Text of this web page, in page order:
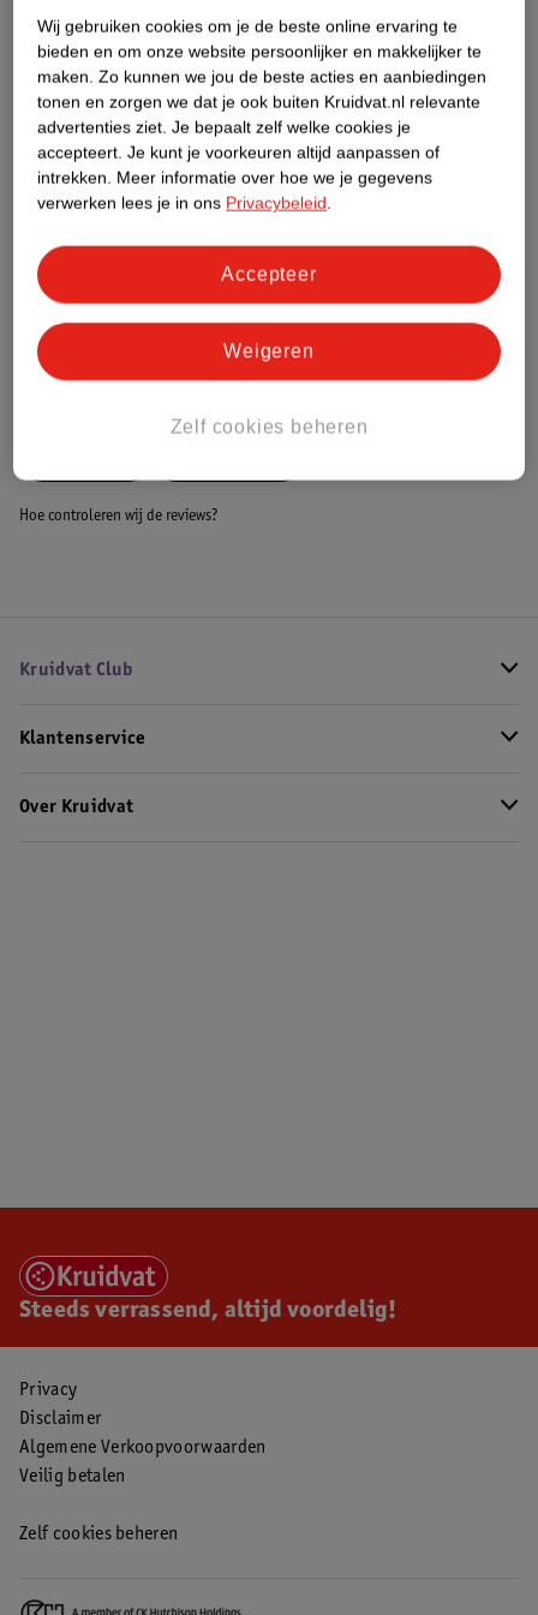
Etiketinformatie
Nature Impact Score
Dit product heeft (nog) geen Nature
Impact Score.
Meer informatie
Hoe controleren wij de reviews?
Kruidvat Club
Klantenservice
Over Kruidvat
Steeds verrassend, altijd voordelig!
Privacy
Disclaimer
Algemene Verkoopvoorwaarden
Veilig betalen
Zelf cookies beheren
Wij gebruiken cookies om je de beste online ervaring te
bieden en om onze website persoonlijker en makkelijker te
maken. Zo kunnen we jou de beste acties en aanbiedingen
tonen en zorgen we dat je ook buiten Kruidvat.nl relevante
advertenties ziet. Je bepaalt zelf welke cookies je
accepteert. Je kunt je voorkeuren altijd aanpassen of
intrekken. Meer informatie over hoe we je gegevens
verwerken lees je in ons Privacybeleid.
Zelf cookies beheren
Weigeren
Accepteer